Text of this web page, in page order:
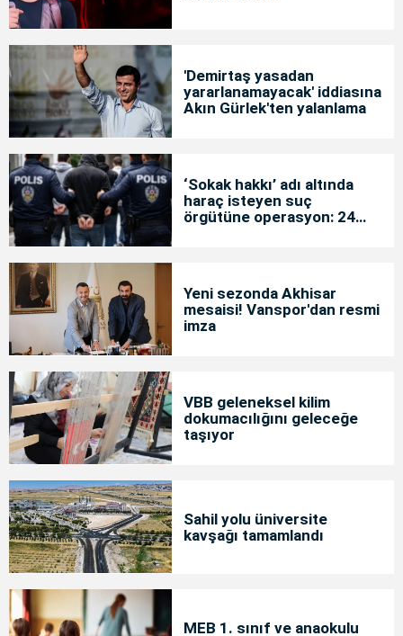
'Demirtaş yasadan
yararlanamayacak' iddiasına
Akın Gürlek'ten yalanlama
‘Sokak hakkı’ adı altında
haraç isteyen suç
örgütüne operasyon: 24
Yeni sezonda Akhisar
mesaisi! Vanspor'dan resmi
imza
VBB geleneksel kilim
dokumacılığını geleceğe
taşıyor
Sahil yolu üniversite
kavşağı tamamlandı
MEB 1. sınıf ve anaokulu